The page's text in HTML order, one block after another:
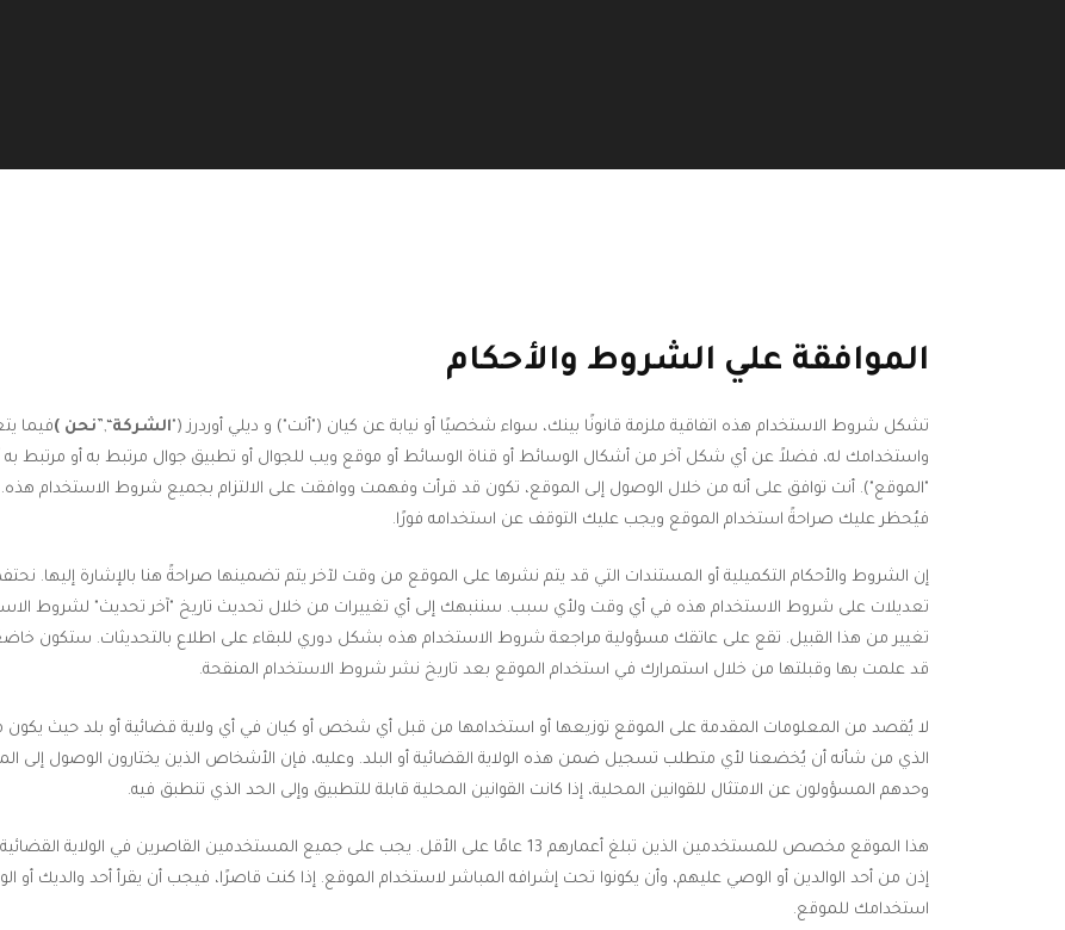
الموافقة علي الشروط والأحكام
تشكل شروط الاستخدام هذه اتفاقية ملزمة قانونًا بينك، سواء شخصيًا أو نيابة عن كيان ("أنت") و ديلي أوردرز ("الشركة“,”نحن )
واستخدامك له، فضلاً عن أي شكل آخر من أشكال الوسائط أو قناة الوسائط أو موقع ويب للجوال أو تطبيق جوال مرتبط به أو مرتبط به
"الموقع"). أنت توافق على أنه من خلال الوصول إلى الموقع، تكون قد قرأت وفهمت ووافقت على الالتزام بجميع شروط الاستخدام
فيُحظر عليك صراحةً استخدام الموقع ويجب عليك التوقف عن استخدامه فورًا.
إن الشروط والأحكام التكميلية أو المستندات التي قد يتم نشرها على الموقع من وقت لآخر يتم تضمينها صراحةً هنا بالإشارة إليها. نحتفظ
تعديلات على شروط الاستخدام هذه في أي وقت ولأي سبب. سننبهك إلى أي تغييرات من خلال تحديث تاريخ "آخر تحديث" لشروط
تغيير من هذا القبيل. تقع على عاتقك مسؤولية مراجعة شروط الاستخدام هذه بشكل دوري للبقاء على اطلاع بالتحديثات. ستكون
قد علمت بها وقبلتها من خلال استمرارك في استخدام الموقع بعد تاريخ نشر شروط الاستخدام المنقحة.
لا يُقصد من المعلومات المقدمة على الموقع توزيعها أو استخدامها من قبل أي شخص أو كيان في أي ولاية قضائية أو بلد حيث يكون مثل
الذي من شأنه أن يُخضعنا لأي متطلب تسجيل ضمن هذه الولاية القضائية أو البلد. وعليه، فإن الأشخاص الذين يختارون الوصول إلى
وحدهم المسؤولون عن الامتثال للقوانين المحلية، إذا كانت القوانين المحلية قابلة للتطبيق وإلى الحد الذي تنطبق فيه.
إذن من أحد الوالدين أو الوصي عليهم، وأن يكونوا تحت إشرافه المباشر لاستخدام الموقع. إذا كنت قاصرًا، فيجب أن يقرأ أحد والديك
استخدامك للموقع.